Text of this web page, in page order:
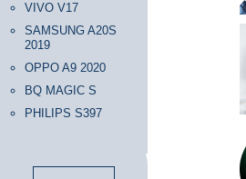
VIVO V17
SAMSUNG A20S
2019
OPPO A9 2020
BQ MAGIC S
PHILIPS S397